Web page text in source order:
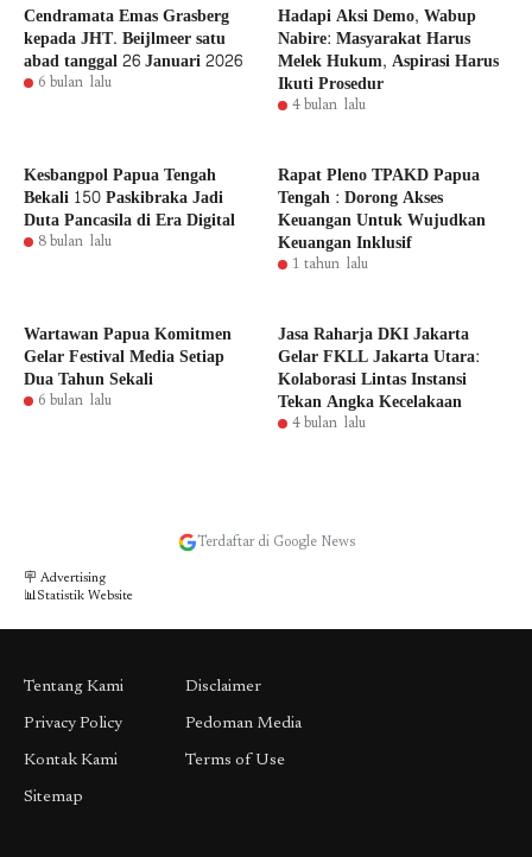
Cendramata Emas Grasberg
kepada JHT. Beijlmeer satu
abad tanggal 26 Januari 2026
6 bulan lalu
Hadapi Aksi Demo, Wabup
Nabire: Masyarakat Harus
Melek Hukum, Aspirasi Harus
Ikuti Prosedur
4 bulan lalu
Kesbangpol Papua Tengah
Bekali 150 Paskibraka Jadi
Duta Pancasila di Era Digital
8 bulan lalu
Rapat Pleno TPAKD Papua
Tengah : Dorong Akses
Keuangan Untuk Wujudkan
Keuangan Inklusif
1 tahun lalu
Wartawan Papua Komitmen
Gelar Festival Media Setiap
Dua Tahun Sekali
6 bulan lalu
Jasa Raharja DKI Jakarta
Gelar FKLL Jakarta Utara:
Kolaborasi Lintas Instansi
Tekan Angka Kecelakaan
4 bulan lalu
Terdaftar di Google News
🪧 Advertising
📊Statistik Website
Tentang Kami
Privacy Policy
Kontak Kami
Sitemap
Disclaimer
Pedoman Media
Terms of Use